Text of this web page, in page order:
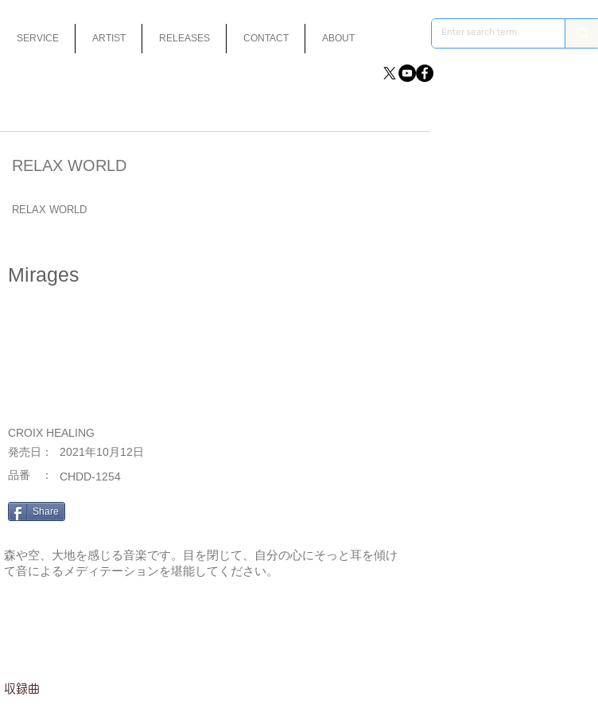
SERVICE ARTIST RELEASES CONTACT ABOUT
RELAX WORLD
RELAX WORLD
Mirages
CROIX HEALING
2021年10月12日
​発売日：
​品番 ：
CHDD-1254
Share
森や空、大地を感じる音楽です。目を閉じて、自分の心にそっと耳を傾け
て音によるメディテーションを堪能してください。
​収録曲